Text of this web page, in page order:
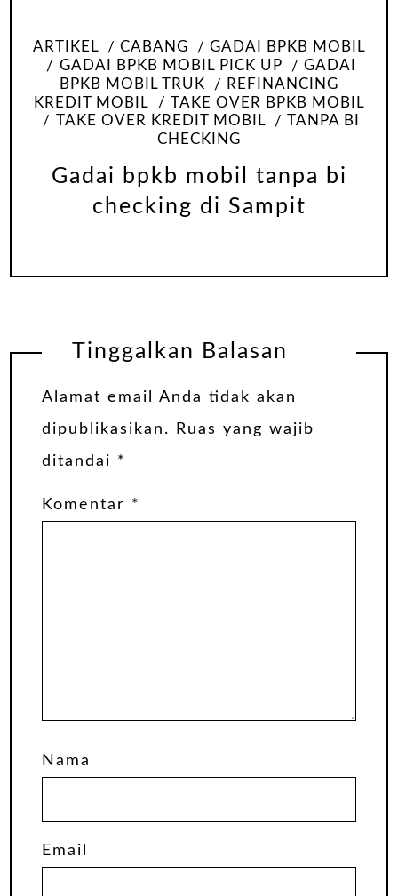
ARTIKEL CABANG
GADAI BPKB MOBIL
GADAI BPKB MOBIL PICK UP
GADAI
BPKB MOBIL TRUK
REFINANCING
KREDIT MOBIL
TAKE OVER BPKB MOBIL
TAKE OVER KREDIT MOBIL
TANPA BI
CHECKING
Gadai bpkb mobil tanpa bi
checking di Sampit
Tinggalkan Balasan
Alamat email Anda tidak akan
dipublikasikan.
Ruas yang wajib
ditandai *
Komentar *
Nama
Email